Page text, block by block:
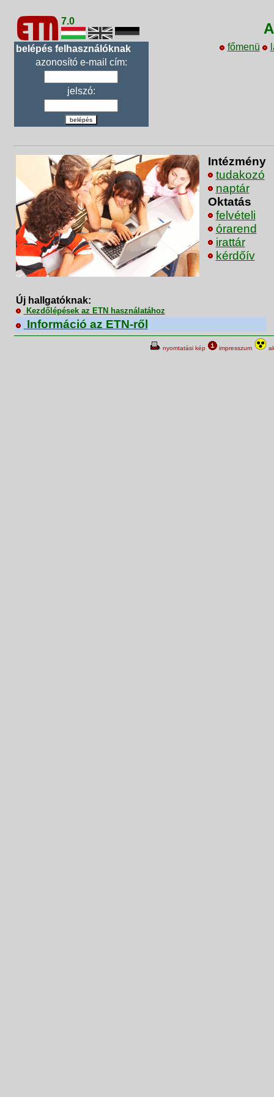
7.0
belépés felhasználóknak
azonosító e-mail cím:
jelszó:
belépés
főmenü
Intézmény
tudakozó
naptár
Oktatás
felvételi
órarend
irattár
kérdőív
Új hallgatóknak:
Kezdőlépések az ETN használatához
Információ az ETN-ről
nyomtatási kép impresszum